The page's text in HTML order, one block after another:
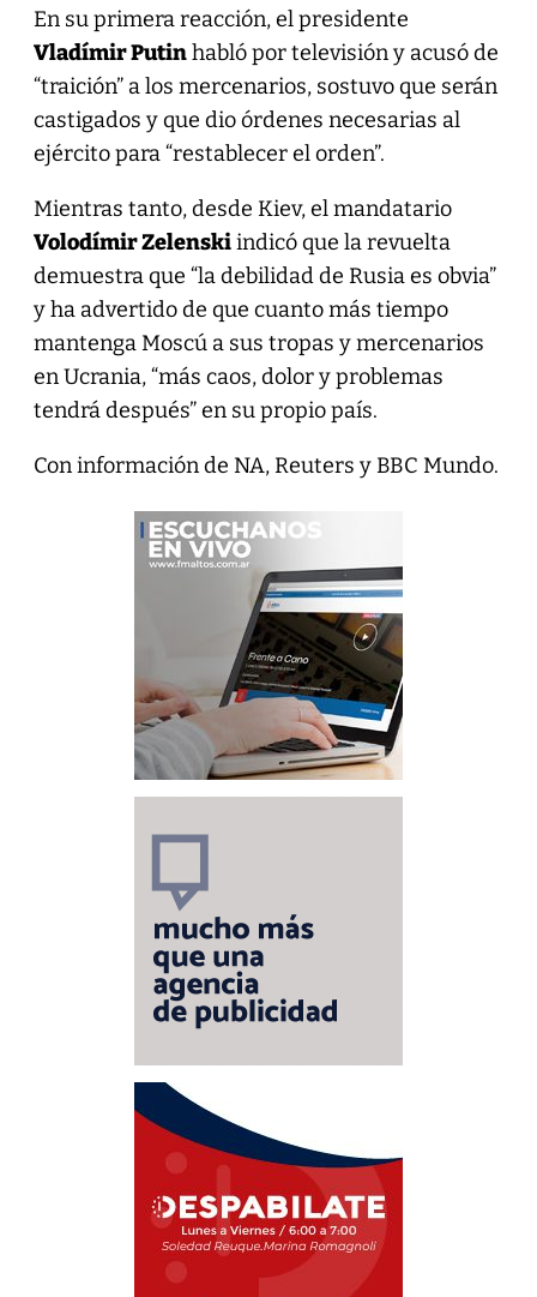
En su primera reacción, el presidente
Vladímir Putinhabló por televisión y acusó de
“traición” a los mercenarios, sostuvo que serán
castigados y que dio órdenes necesarias al
ejército para “restablecer el orden”.
Mientras tanto, desde Kiev, el mandatario
Volodímir Zelenskiindicó que la revuelta
demuestra que “la debilidad de Rusia es obvia”
y ha advertido de que cuanto más tiempo
mantenga Moscú a sus tropas y mercenarios
en Ucrania, “más caos, dolor y problemas
tendrá después” en su propio país.
Con información de NA, Reuters y BBC Mundo.